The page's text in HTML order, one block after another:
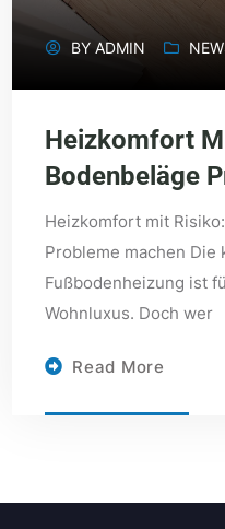
BYADMIN
Heizkomfort
Bodenbeläge
Heizkomfort mit
Probleme machen Die
Fußbodenheizung ist
Wohnluxus. Doch wer
Read More